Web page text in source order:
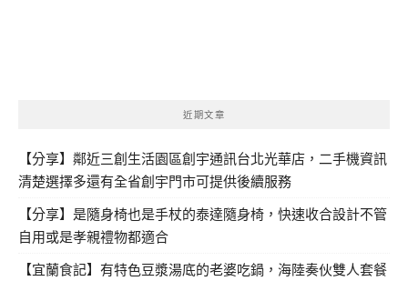
近期文章
【分享】鄰近三創生活園區創宇通訊台北光華店，二手機資訊
清楚選擇多還有全省創宇門市可提供後續服務
【分享】是隨身椅也是手杖的泰達隨身椅，快速收合設計不管
自用或是孝親禮物都適合
【宜蘭食記】有特色豆漿湯底的老婆吃鍋，海陸奏伙雙人套餐